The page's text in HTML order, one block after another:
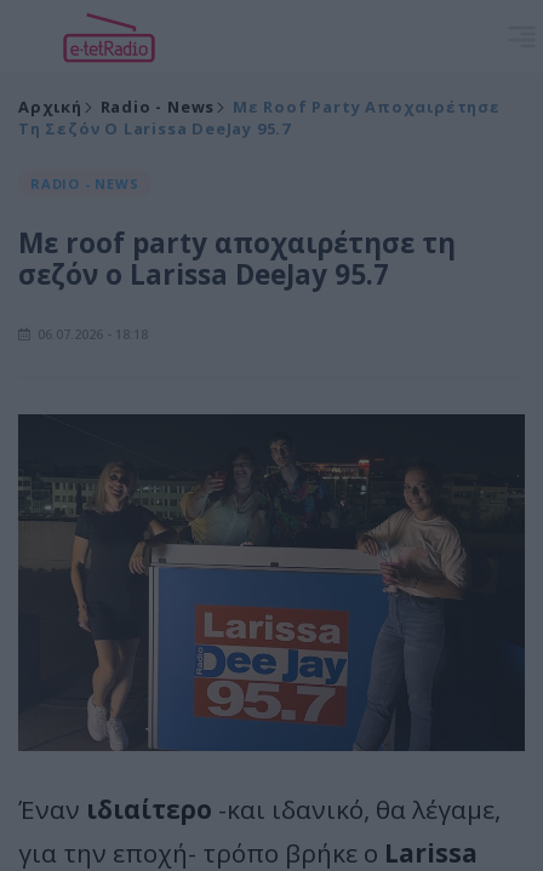
Αρχική Radio - News
Με Roof Party Αποχαιρέτησε
Τη Σεζόν Ο Larissa DeeJay 95.7
RADIO - NEWS
Με roof party αποχαιρέτησε τη
σεζόν ο Larissa DeeJay 95.7
06.07.2026 - 18:18
Έναν ιδιαίτερο -και ιδανικό, θα λέγαμε,
για την εποχή- τρόπο βρήκε ο Larissa